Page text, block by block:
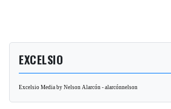
EXCELSIO
Excelsio Media by Nelson Alarcón - alarcónnelson